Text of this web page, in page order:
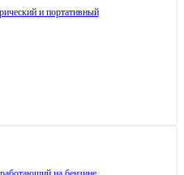
и портативный